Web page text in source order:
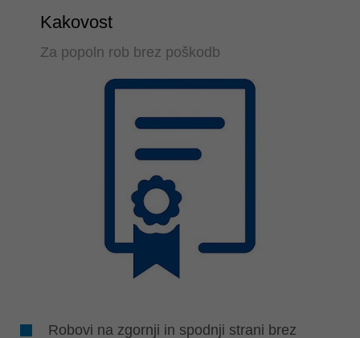
Kakovost
Za popoln rob brez poškodb
Robovi na zgornji in spodnji strani brez